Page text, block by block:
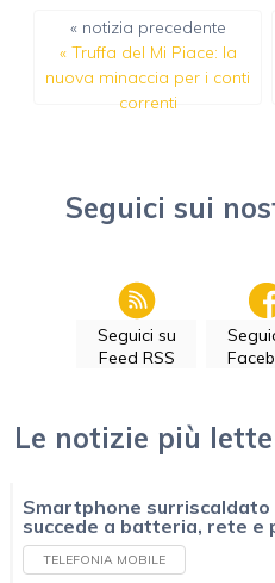
« notizia precedente
« Truffa del Mi Piace: la
nuova minaccia per i conti
correnti
Seguici sui
Seguici su
Feed RSS
Le notizie più lette
Smartphone surriscaldato
succede a batteria, rete e
TELEFONIA MOBILE